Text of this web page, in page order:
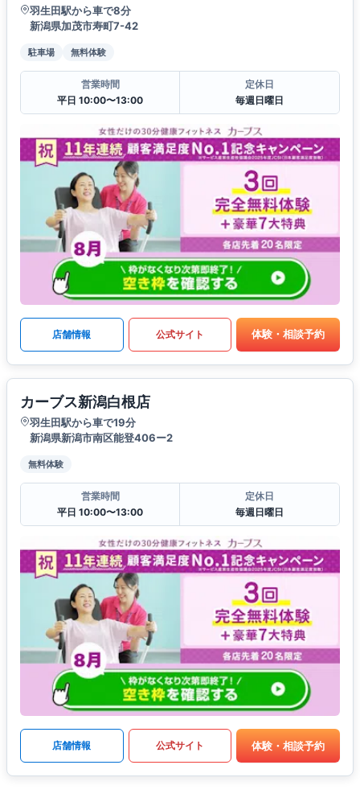
羽生田駅から車で8分
新潟県加茂市寿町7-42
駐車場 無料体験
営業時間
平日 10:00〜13:00
定休日
毎週日曜日
店舗情報 公式サイト 体験・相談予約
カーブス新潟白根店
羽生田駅から車で19分
新潟県新潟市南区能登406ー2
無料体験
営業時間
平日 10:00〜13:00
定休日
毎週日曜日
店舗情報 公式サイト 体験・相談予約